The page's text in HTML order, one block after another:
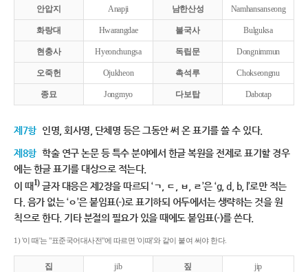
안압지 Anapji 남한산성 Namhansanseong
화랑대 Hwarangdae 불국사 Bulguksa
현충사 Hyeonchungsa 독립문 Dongnimmun
오죽헌 Ojukheon 촉석루 Chokseongnu
종묘 Jongmyo 다보탑 Dabotap
제7항 인명, 회사명, 단체명 등은 그동안 써 온 표기를 쓸 수 있다.
제8항 학술 연구 논문 등 특수 분야에서 한글 복원을 전제로 표기할 경우
에는 한글 표기를 대상으로 적는다.
이 때1)글자 대응은 제2장을 따르되 ‘ㄱ, ㄷ, ㅂ, ㄹ’은 ‘g, d, b, l’로만 적는
다. 음가 없는 ‘ㅇ’은 붙임표(-)로 표기하되 어두에서는 생략하는 것을 원
칙으로 한다. 기타 분절의 필요가 있을 때에도 붙임표(-)를 쓴다.
1) '이 때'는 "표준국어대사전"에 따르면 '이때'와 같이 붙여 써야 한다.
집 jib 짚 jip